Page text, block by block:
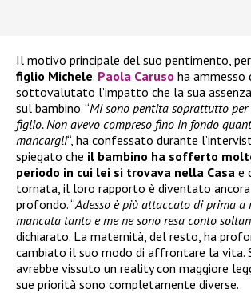
Il motivo principale del suo pentimento,
figlio Michele. Paola Caruso ha ammesso
sottovalutato l’impatto che la sua
sul bambino. “Mi sono pentita soprattutto
figlio. Non avevo compreso fino in fondo
mancargli“, ha confessato durante
spiegato che il bambino ha sofferto
periodo in cui lei si trovava nella Casa e
tornata, il loro rapporto è diventato
profondo. “Adesso è più attaccato di prima a
mancata tanto e me ne sono resa conto
dichiarato. La maternità, del resto, ha
cambiato il suo modo di affrontare la vita.
avrebbe vissuto un reality con maggiore
sue priorità sono completamente diverse.